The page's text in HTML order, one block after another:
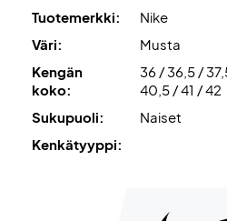
Kenkä sopii täydellisesti
Väri: musta ja punaoranssi
Nike Nr: CZ0221-008.
Tuotemerkki:
Nike
Väri:
Musta
Kengän
koko:
36 / 36,5 /
40,5 / 41 / 42
Sukupuoli:
Naiset
Kenkätyyppi: